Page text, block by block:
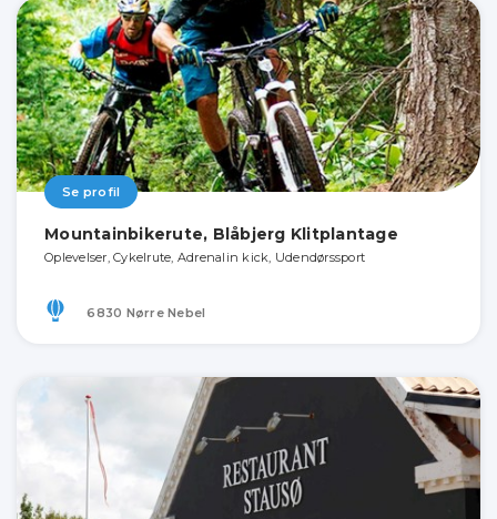
Se profil
Mountainbikerute, Blåbjerg Klitplantage
Oplevelser, Cykelrute, Adrenalin kick, Udendørssport
6830 Nørre Nebel